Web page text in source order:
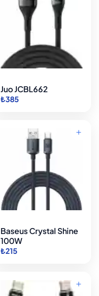
Juo JCBL662
₺385
Baseus Crystal Shine
100W
₺215